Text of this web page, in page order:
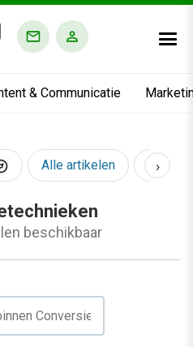
& Communicatie
Alle artikelen AI &
›
beschikbaar